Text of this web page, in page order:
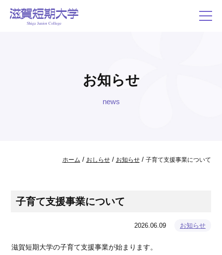
お知らせ
news
ホーム / おしらせ/ お知らせ/ 子育て支援事業について
子育て支援事業について
2026.06.09 お知らせ
滋賀短期大学の子育て支援事業が始まります。